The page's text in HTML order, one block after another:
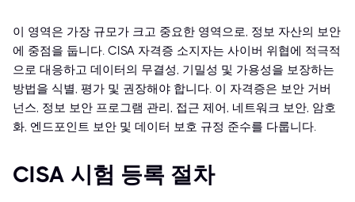
이 영역은 가장 규모가 크고 중요한 영역으로, 정보 자산의 보안
에 중점을 둡니다. CISA 자격증 소지자는 사이버 위협에 적극적
으로 대응하고 데이터의 무결성, 기밀성 및 가용성을 보장하는
방법을 식별, 평가 및 권장해야 합니다. 이 자격증은 보안 거버
넌스, 정보 보안 프로그램 관리, 접근 제어, 네트워크 보안, 암호
화, 엔드포인트 보안 및 데이터 보호 규정 준수를 다룹니다.
CISA 시험 등록 절차